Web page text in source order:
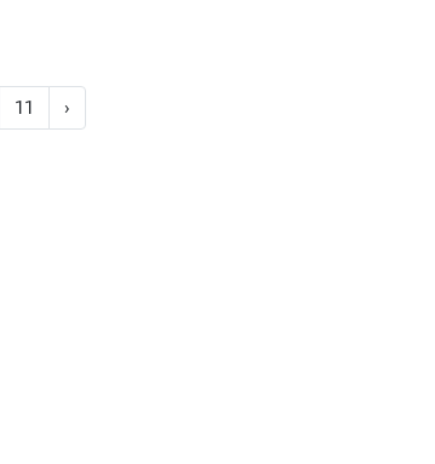
11 ›